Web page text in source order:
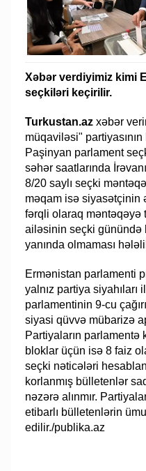
Xəbər verdiyimiz kimi
seçkiləri keçirilir.
Turkustan.azxəbər
müqaviləsi"
Paşinyan parlament
səhər saatlarında
8/20 saylı seçki
məqam isə siyasətçinin
fərqli olaraq məntəqəyə
ailəsinin seçki günündə
yanında olmaması
Ermənistan parlamenti
yalnız partiya siyahıları
parlamentinin 9-cu
siyasi qüvvə mübarizə
Partiyaların parlamentə
bloklar üçün isə 8 faiz
seçki nəticələri
korlanmış bülletenlər
nəzərə alınmır.
etibarlı bülletenlərin
edilir./publika.az